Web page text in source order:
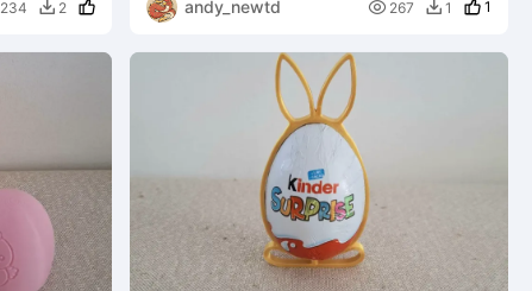
234  2
andy_newtd
 267  1 1